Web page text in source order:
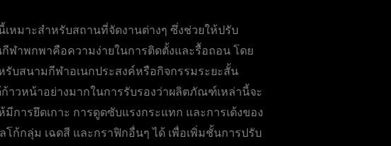
มาะสำหรับสถานที่จัดงานต่างๆ ซึ่งช่วยให้ปรับ
ฬาพกพาคือความง่ายในการติดตั้งและรื้อถอน โดย
รับสนามกีฬาอเนกประสงค์หรือกิจกรรมระยะสั้น
วหน้าอย่างมากในการรับรองว่าผลิตภัณฑ์เหล่านี้จะ
ารยึดเกาะ การดูดซับแรงกระแทก และการเด้งของ
ก้กลุ่ม เฉดสี และกราฟิกอื่นๆ ได้ เพื่อเพิ่มชั้นการปรับ